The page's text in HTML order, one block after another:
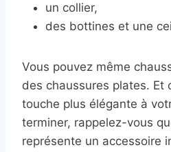
un collier,
des bottines et une
Vous pouvez même
des chaussures plates. Et
touche plus élégante à
terminer, rappelez-vous
représente un accessoire